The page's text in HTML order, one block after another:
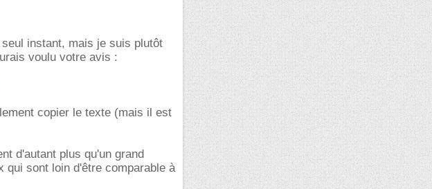
instant, mais je suis plutôt
voulu votre avis :
copier le texte (mais il est
d'autant plus qu'un grand
qui sont loin d'être comparable à